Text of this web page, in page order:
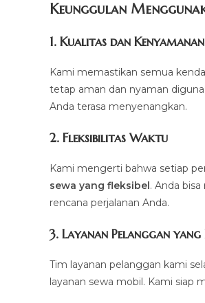
Keunggulan
1. Kualitas dan
Kami memastikan semua
tetap aman dan nyaman
Anda terasa menyenangkan.
2. Fleksibilitas Waktu
Kami mengerti bahwa setiap
sewa yang fleksibel. Anda
rencana perjalanan Anda.
3. Layanan Pelanggan yang
Tim layanan pelanggan kami
layanan sewa mobil. Kami siap